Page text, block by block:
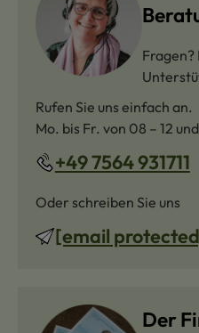
Fragen?
Rufen Sie uns einfach an.
Mo. bis Fr. von 08 – 12
+49 7564 931711
Oder schreiben Sie uns
[email
Der